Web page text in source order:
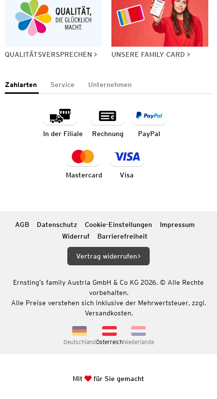
QUALITÄTSVERSPRECHEN UNSERE FAMILY CARD
Zahlarten Service Unternehmen
In der Filiale Rechnung PayPal
Mastercard Visa
AGB Datenschutz Cookie-Einstellungen
Impressum
Widerruf
Barrierefreiheit
Vertrag widerrufen
Ernsting’s family Austria GmbH & Co KG 2026. © Alle Rechte
vorbehalten.
Alle Preise verstehen sich inklusive der Mehrwertsteuer, zzgl.
Versandkosten.
DeutschlandÖsterreichNiederlande
Mit für Sie gemacht